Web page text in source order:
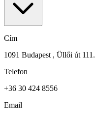
Cím
1091 Budapest , Üllői út 111.
Telefon
+36 30 424 8556
Email